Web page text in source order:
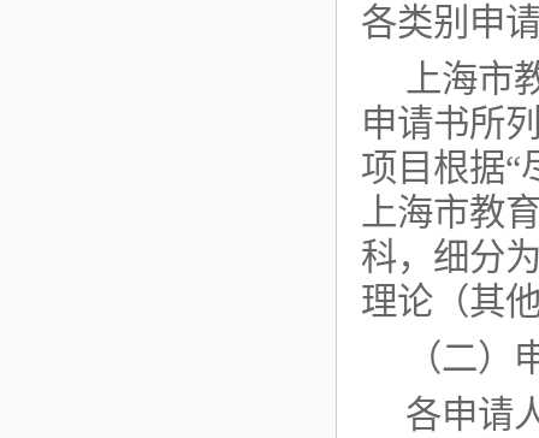
各类别申
上海市
申请书所
项目根据“
上海市教
科，细分
理论（其
（二）
各申请